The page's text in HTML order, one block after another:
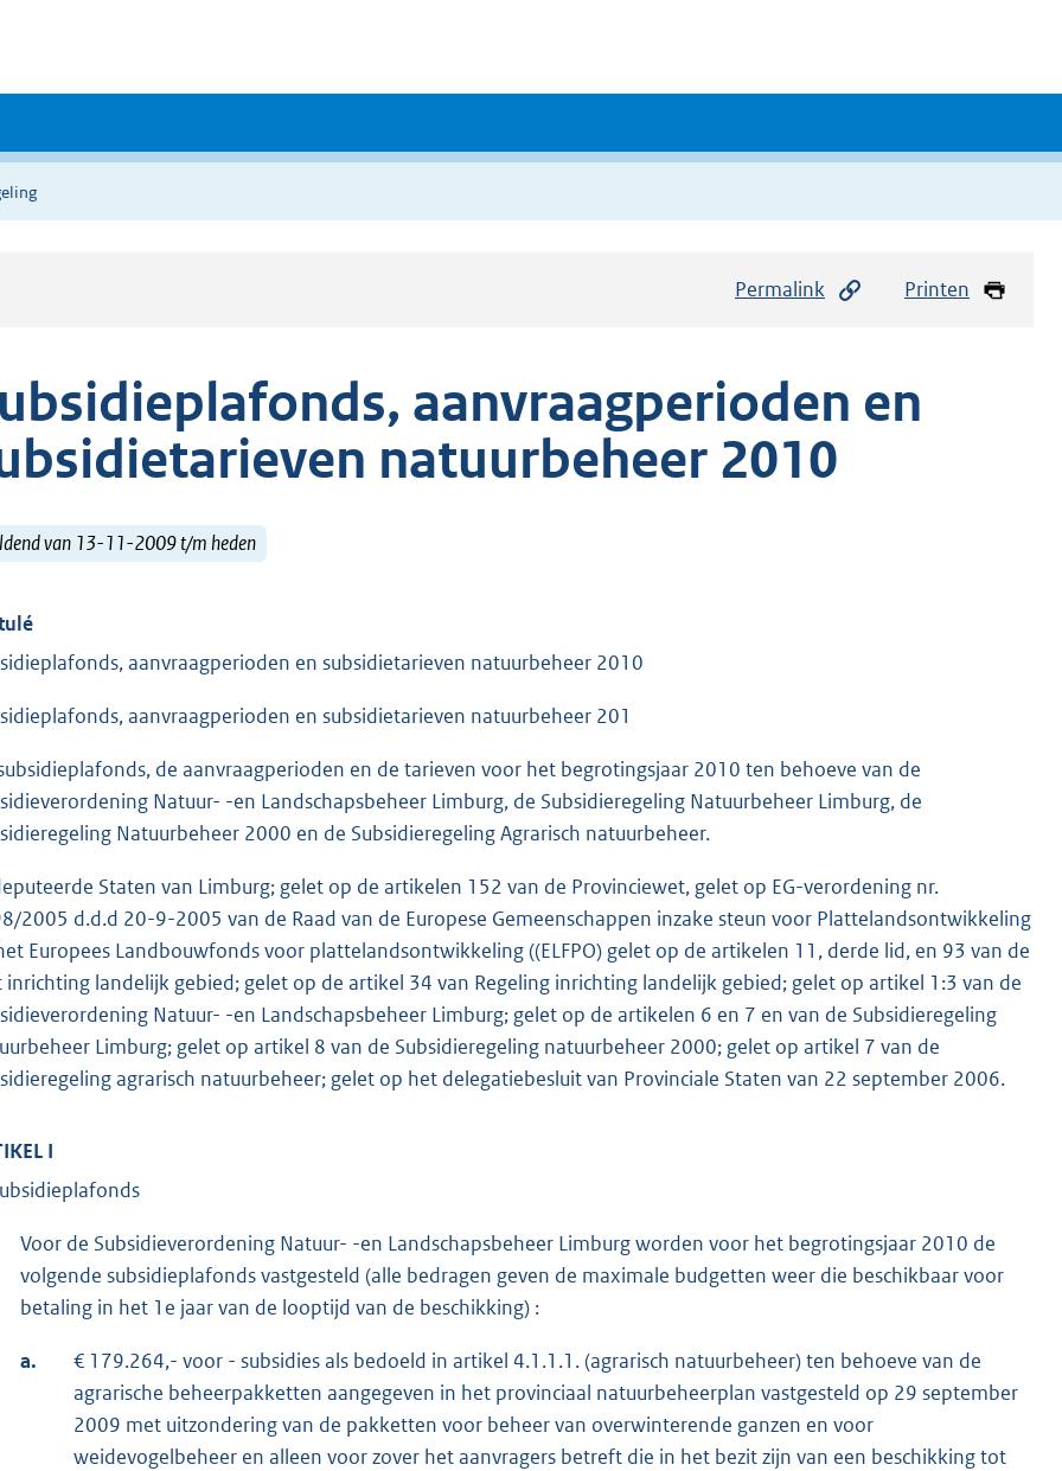
Permalink Printen
aanvraagperioden en
natuurbeheer 2010
van 13-11-2009 t/m heden
aanvraagperioden en subsidietarieven natuurbeheer 2010
aanvraagperioden en subsidietarieven natuurbeheer 201
de aanvraagperioden en de tarieven voor het begrotingsjaar 2010 ten behoeve van de
Natuur- -en Landschapsbeheer Limburg, de Subsidieregeling Natuurbeheer Limburg, de
Natuurbeheer 2000 en de Subsidieregeling Agrarisch natuurbeheer.
Staten van Limburg; gelet op de artikelen 152 van de Provinciewet, gelet op EG-verordening nr.
2005 d.d.d 20-9-2005 van de Raad van de Europese Gemeenschappen inzake steun voor Plattelandsontwikkeling
Europees Landbouwfonds voor plattelandsontwikkeling ((ELFPO) gelet op de artikelen 11, derde lid, en 93 van de
inrichting landelijk gebied; gelet op de artikel 34 van Regeling inrichting landelijk gebied; gelet op artikel 1:3 van de
Natuur- -en Landschapsbeheer Limburg; gelet op de artikelen 6 en 7 en van de Subsidieregeling
Limburg; gelet op artikel 8 van de Subsidieregeling natuurbeheer 2000; gelet op artikel 7 van de
agrarisch natuurbeheer; gelet op het delegatiebesluit van Provinciale Staten van 22 september 2006.
I
Voor de Subsidieverordening Natuur- -en Landschapsbeheer Limburg worden voor het begrotingsjaar 2010 de
volgende subsidieplafonds vastgesteld (alle bedragen geven de maximale budgetten weer die beschikbaar voor
betaling in het 1e jaar van de looptijd van de beschikking) :
a.
€ 179.264,- voor - subsidies als bedoeld in artikel 4.1.1.1. (agrarisch natuurbeheer) ten behoeve van de
agrarische beheerpakketten aangegeven in het provinciaal natuurbeheerplan vastgesteld op 29 september
2009 met uitzondering van de pakketten voor beheer van overwinterende ganzen en voor
weidevogelbeheer en alleen voor zover het aanvragers betreft die in het bezit zijn van een beschikking tot